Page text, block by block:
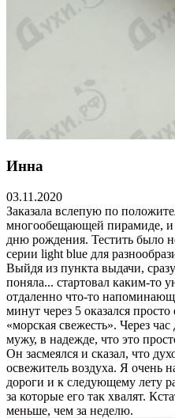
Инна
03.11.2020
Заказала вслепую по
многообещающей пирамиде, и
дню рождения. Тестить было
серии light blue для
Выйдя из пункта выдачи,
поняла... стартовал каким-то
отдаленно что-то
минут через 5 оказался
«морская свежесть». Через
мужу, в надежде, что это
Он засмеялся и сказал, что
освежитель воздуха. Я очень
дороги и к следующему лету
за которые его так хвалят.
меньше, чем за неделю.